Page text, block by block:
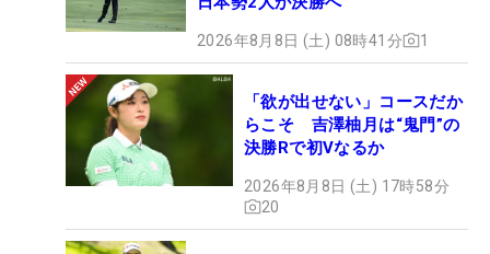
2026年8月8日 (土) 08時41分 1
「欲が出せない」コースだか
らこそ 吉澤柚月は“鬼門”の
決勝Rで初Vなるか
2026年8月8日 (土) 17時58分
20